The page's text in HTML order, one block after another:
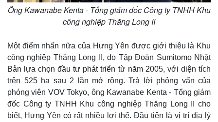
Ông Kawanabe Kenta - Tổng giám đốc Công ty TNHH Khu
công nghiệp Thăng Long II
Một điểm nhấn nữa của Hưng Yên được giới thiệu là Khu
công nghiệp Thăng Long II, do Tập Đoàn Sumitomo Nhật
Bản lựa chọn đầu tư phát triển từ năm 2005, với diện tích
trên 525 ha sau 2 lần mở rộng. Trả lời phỏng vấn của
phóng viên VOV Tokyo, ông Kawanabe Kenta - Tổng giám
đốc Công ty TNHH Khu công nghiệp Thăng Long II cho
biết, Hưng Yên có rất nhiều lợi thế. Đầu tiên là vị trí địa lý